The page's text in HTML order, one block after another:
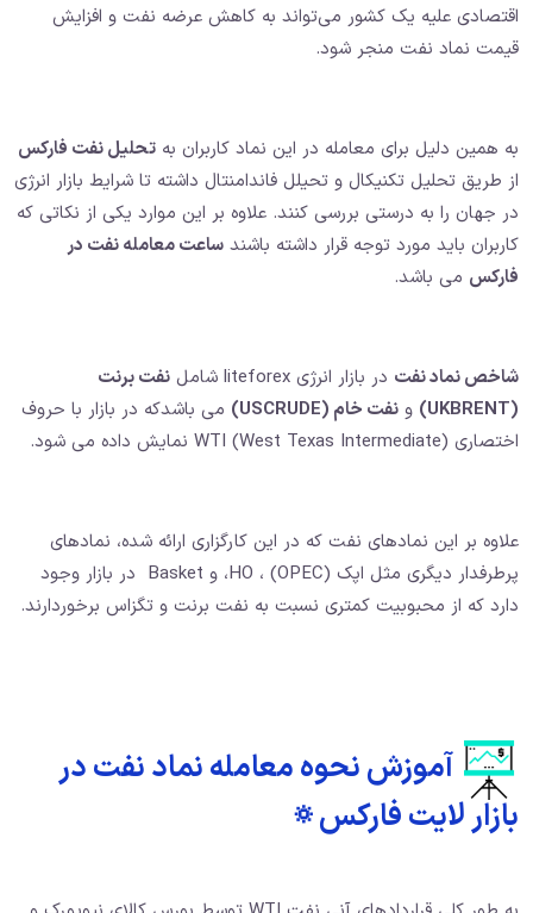
اقتصادی علیه یک کشور می‌تواند به کاهش عرضه نفت و افزایش
قیمت نماد نفت منجر شود.
به همین دلیل برای معامله در این نماد کاربران به تحلیل نفت فارکس
از طریق تحلیل تکنیکال و تحیلل فاندامنتال داشته تا شرایط بازار انرژی
در جهان را به درستی بررسی کنند. علاوه بر این موارد یکی از نکاتی که
کاربران باید مورد توجه قرار داشته باشند ساعت معامله نفت در
فارکس می باشد.
شاخص نماد نفت در بازار انرژی liteforex شامل
نفت برنت
(UKBRENT)
و نفت خام (USCRUDE)
می باشدکه در بازار با حروف
اختصاری WTI (West Texas Intermediate) نمایش داده می شود.
علاوه بر این نمادهای نفت که در این کارگزاری ارائه شده، نمادهای
پرطرفدار دیگری مثل اپک (OPEC) ، HO، و Basket در بازار وجود
دارد که از محبوبیت کمتری نسبت به نفت برنت و تگزاس برخوردارند.
آموزش نحوه معامله نماد نفت در
بازار لایت فارکس🔅